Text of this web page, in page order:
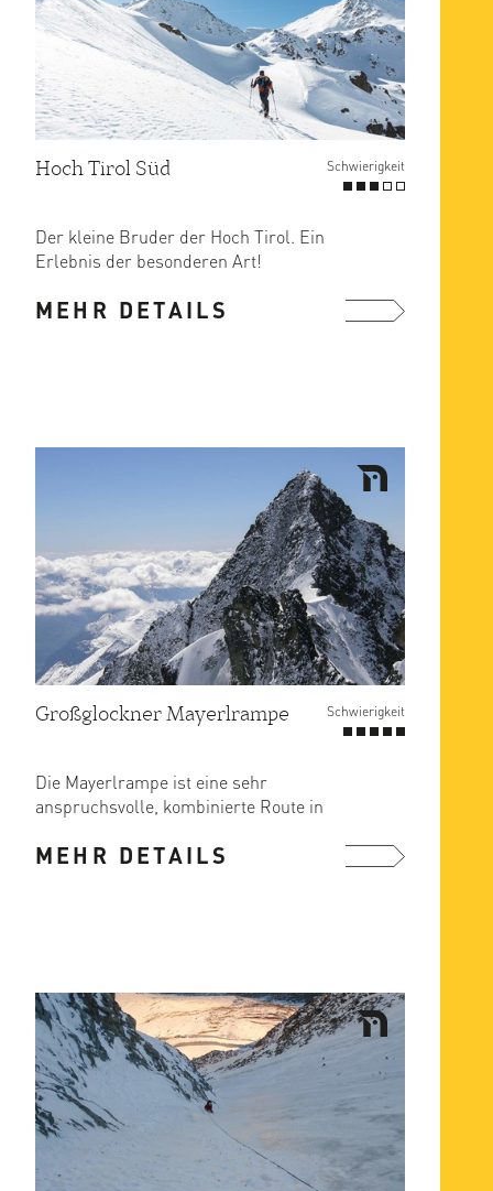
Hoch Tirol Süd Schwierigkeit
Der kleine Bruder der Hoch Tirol. Ein
Erlebnis der besonderen Art!
1. Tag „Die Schobergruppe als ...
MEHR DETAILS
Großglockner Mayerlrampe Schwierigkeit
Die Mayerlrampe ist eine sehr
anspruchsvolle, kombinierte Route in
Die ...
MEHR DETAILS